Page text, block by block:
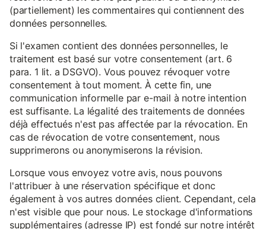
(partiellement) les commentaires qui contiennent des
données personnelles.
Si l'examen contient des données personnelles, le
traitement est basé sur votre consentement (art. 6
para. 1 lit. a DSGVO). Vous pouvez révoquer votre
consentement à tout moment. À cette fin, une
communication informelle par e-mail à notre intention
est suffisante. La légalité des traitements de données
déjà effectués n'est pas affectée par la révocation. En
cas de révocation de votre consentement, nous
supprimerons ou anonymiserons la révision.
Lorsque vous envoyez votre avis, nous pouvons
l'attribuer à une réservation spécifique et donc
également à vos autres données client. Cependant, cela
n'est visible que pour nous. Le stockage d'informations
supplémentaires (adresse IP) est fondé sur notre intérêt